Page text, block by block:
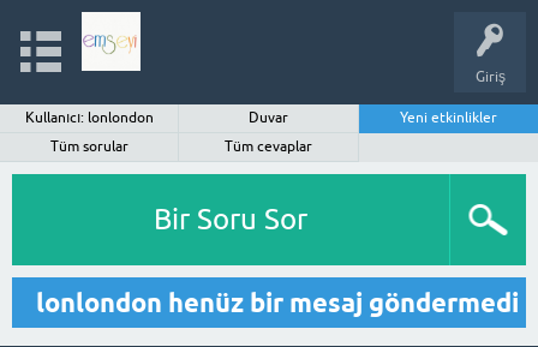
Giriş
Kullanıcı: lonlondon Duvar
Yeni etkinlikler
Tüm sorular
Tüm cevaplar
Bir Soru Sor
lonlondon henüz bir mesaj göndermedi